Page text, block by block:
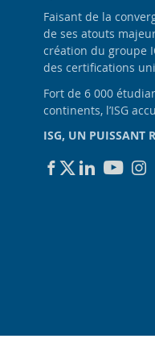
Faisant de la
de ses atouts
création du groupe
des certifications
Fort de 6 000
continents, l’ISG
ISG, UN PUISSANT